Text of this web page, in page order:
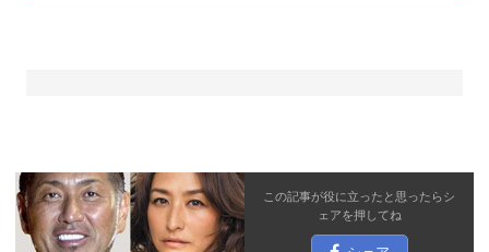
この記事が役に立ったと思ったらシ
ェアを押してね